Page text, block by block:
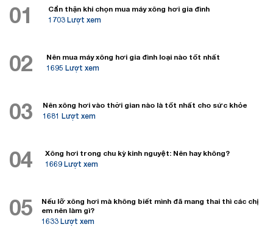
01
Cẩn thận khi chọn mua máy xông hơi gia đình
1703 Lượt xem
02
Nên mua máy xông hơi gia đình loại nào tốt nhất
1695 Lượt xem
03
Nên xông hơi vào thời gian nào là tốt nhất cho sức khỏe
1681 Lượt xem
04
Xông hơi trong chu kỳ kinh nguyệt: Nên hay không?
1669 Lượt xem
05
Nếu lỡ xông hơi mà không biết mình đã mang thai thì các chị
em nên làm gì?
1633 Lượt xem